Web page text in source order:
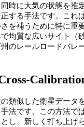
時に大気の状態を推
正する手法です。これ
を補うために特に重
均質な広いサイト（
のレールロードバレ
類似した衛星データ
法です。この方法で
し、新しく打ち上げ